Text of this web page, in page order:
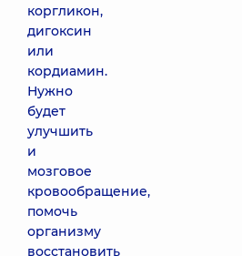
коргликон,
дигоксин
или
кордиамин.
Нужно
будет
улучшить
и
мозговое
кровообращение,
помочь
организму
восстановить